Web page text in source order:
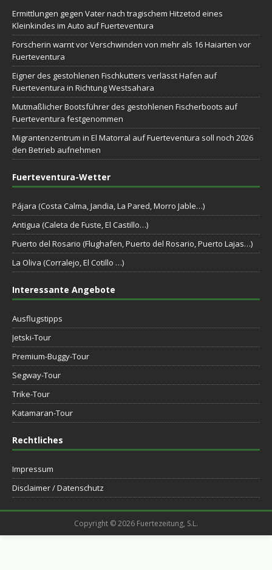
Ermittlungen gegen Vater nach tragischem Hitzetod eines
Kleinkindes im Auto auf Fuerteventura
Forscherin warnt vor Verschwinden von mehr als 16 Haiarten vor
Fuerteventura
Eigner des gestohlenen Fischkutters verlässt Hafen auf
Fuerteventura in Richtung Westsahara
Mutmaßlicher Bootsführer des gestohlenen Fischerboots auf
Fuerteventura festgenommen
Migrantenzentrum in El Matorral auf Fuerteventura soll noch 2026
den Betrieb aufnehmen
Fuerteventura-Wetter
Pájara (Costa Calma, Jandia, La Pared, Morro Jable…)
Antigua (Caleta de Fuste, El Castillo…)
Puerto del Rosario (Flughafen, Puerto del Rosario, Puerto Lajas…)
La Oliva (Corralejo, El Cotillo …)
Interessante Angebote
Ausflugstipps
Jetski-Tour
Premium-Buggy-Tour
Segway-Tour
Trike-Tour
Katamaran-Tour
Rechtliches
Impressum
Disclaimer / Datenschutz
Copyright © 2026 Fuertezeitung, S.L.